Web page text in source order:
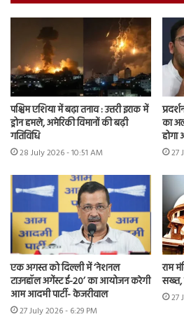
पश्चिम एशिया में बढ़ा तनाव : उत्तरी इराक में
ड्रोन हमले, अमेरिकी विमानों की बढ़ी
गतिविधि
28 July 2026 - 10:51 AM
का
27
एक अगस्त को दिल्ली में ‘नेशनल
टाउनहॉल अगेंस्ट ई-20’ का आयोजन करेगी
आम आदमी पार्टी- केजरीवाल
27 July 2026 - 6:29 PM
राम
सख्त,
27